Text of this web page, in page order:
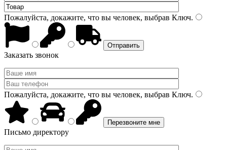
Пожалуйста, докажите, что вы человек, выбрав Ключ.
Заказать звонок
Пожалуйста, докажите, что вы человек, выбрав Ключ.
Письмо директору